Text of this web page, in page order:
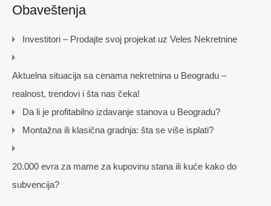
Obaveštenja
Investitori – Prodajte svoj projekat uz Veles Nekretnine
Aktuelna situacija sa cenama nekretnina u Beogradu –
realnost, trendovi i šta nas čeka!
Da li je profitabilno izdavanje stanova u Beogradu?
Montažna ili klasična gradnja: šta se više isplati?
20.000 evra za mame za kupovinu stana ili kuće kako do
subvencija?